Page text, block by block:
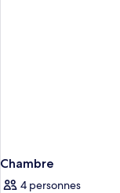
Chambre
4 personnes